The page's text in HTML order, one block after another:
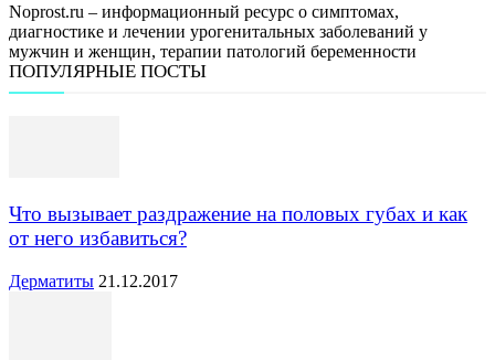
Noprost.ru – информационный ресурс о симптомах,
диагностике и лечении урогенитальных заболеваний у
мужчин и женщин, терапии патологий беременности
ПОПУЛЯРНЫЕ ПОСТЫ
Что вызывает раздражение на половых губах и как
от него избавиться?
Дерматиты 21.12.2017